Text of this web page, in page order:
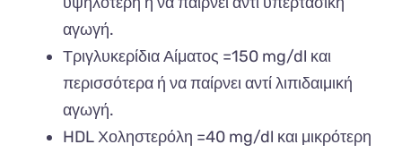
αγωγή.
Τριγλυκερίδια Αίματος =150 mg/dl και
περισσότερα ή να παίρνει αντί λιπιδαιμική
αγωγή.
HDL Χοληστερόλη =40 mg/dl και μικρότερη